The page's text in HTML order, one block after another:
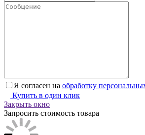
Я согласен на обработку
Купить в один клик
Закрыть окно
Запросить стоимость товара